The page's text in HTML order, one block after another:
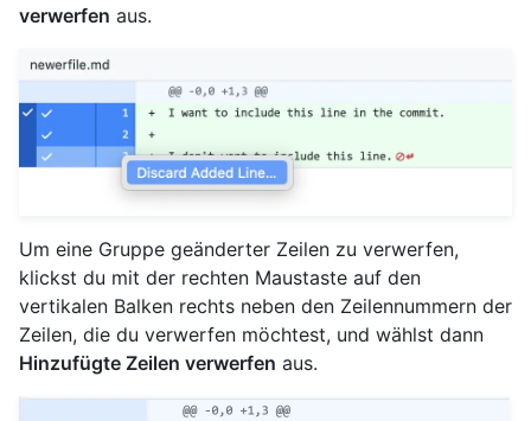
verwerfen aus.
Um eine Gruppe geänderter Zeilen zu verwerfen,
klickst du mit der rechten Maustaste auf den
vertikalen Balken rechts neben den Zeilennummern der
Zeilen, die du verwerfen möchtest, und wählst dann
Hinzufügte Zeilen verwerfen aus.